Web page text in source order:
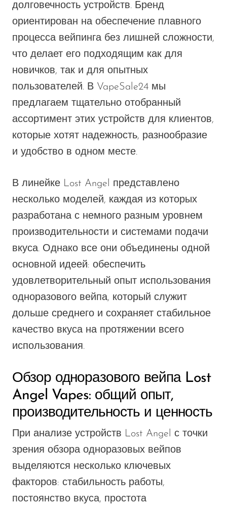
Monster Vape Labs
MTRX
Naked
Nexa
North
Off-Stamp
Orion
Pachamama
Packspod
PHUN
Pillow Talk
PYRO
RifBar
ROMO
Sigelei
Smarter AirPuffs
Snowwolf
So Soul
долговечность устройств. Бренд
ориентирован на обеспечение плавного
процесса вейпинга без лишней сложности,
что делает его подходящим как для
новичков, так и для опытных
пользователей. В VapeSale24 мы
предлагаем тщательно отобранный
ассортимент этих устройств для клиентов,
которые хотят надежность, разнообразие
и удобство в одном месте.
В линейке Lost Angel представлено
несколько моделей, каждая из которых
разработана с немного разным уровнем
производительности и системами подачи
вкуса. Однако все они объединены одной
основной идеей: обеспечить
удовлетворительный опыт использования
одноразового вейпа, который служит
дольше среднего и сохраняет стабильное
качество вкуса на протяжении всего
использования.
Обзор одноразового вейпа Lost
Angel Vapes: общий опыт,
производительность и ценность
При анализе устройств Lost Angel с точки
зрения обзора одноразовых вейпов
выделяются несколько ключевых
факторов: стабильность работы,
постоянство вкуса, простота